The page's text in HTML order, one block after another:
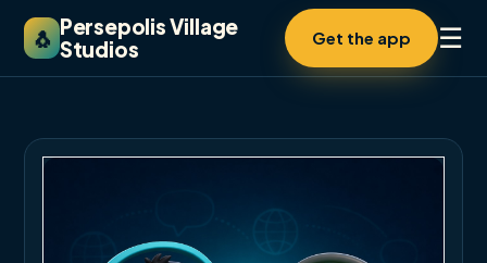
🐧 Persepolis Village
Studios
Get the app ☰